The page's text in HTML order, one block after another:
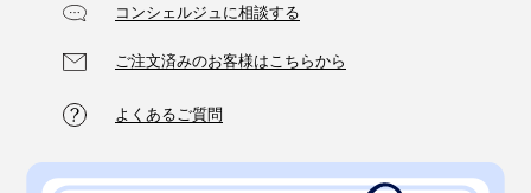
コンシェルジュに相談する
ご注文済みのお客様はこちらから
よくあるご質問